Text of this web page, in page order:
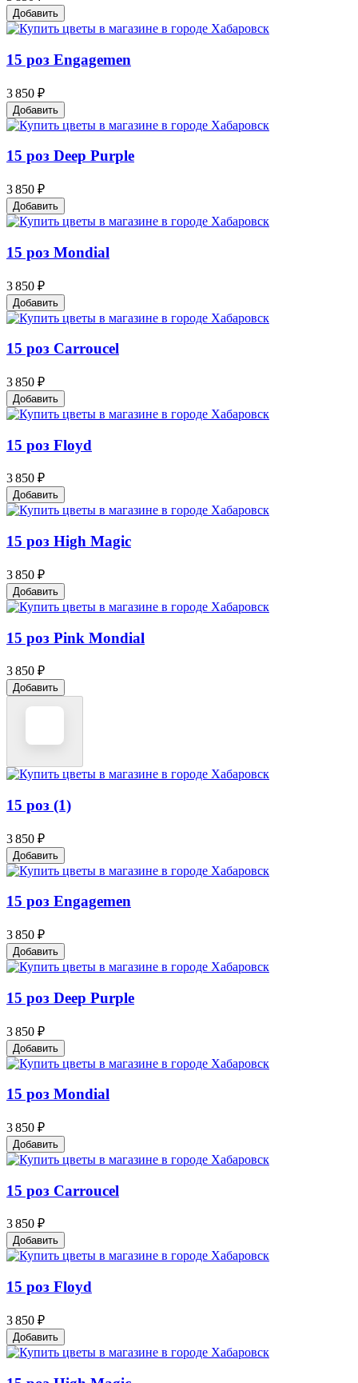
Добавить
15 роз Engagemen
3 850 ₽
Добавить
15 роз Deep Purple
3 850 ₽
Добавить
15 роз Mondial
3 850 ₽
Добавить
15 роз Carroucel
3 850 ₽
Добавить
15 роз Floyd
3 850 ₽
Добавить
15 роз High Magic
3 850 ₽
Добавить
15 роз Pink Mondial
3 850 ₽
Добавить
15 роз (1)
3 850 ₽
Добавить
15 роз Engagemen
3 850 ₽
Добавить
15 роз Deep Purple
3 850 ₽
Добавить
15 роз Mondial
3 850 ₽
Добавить
15 роз Carroucel
3 850 ₽
Добавить
15 роз Floyd
3 850 ₽
Добавить